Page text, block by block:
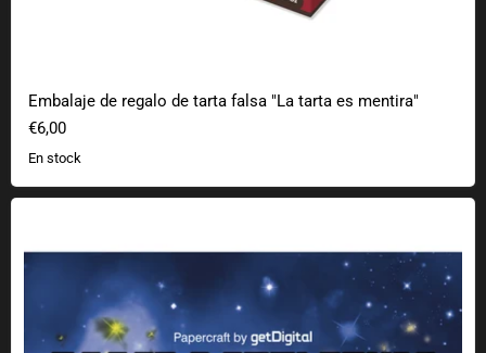
Embalaje de regalo de tarta falsa "La tarta es mentira"
€6,00
En stock